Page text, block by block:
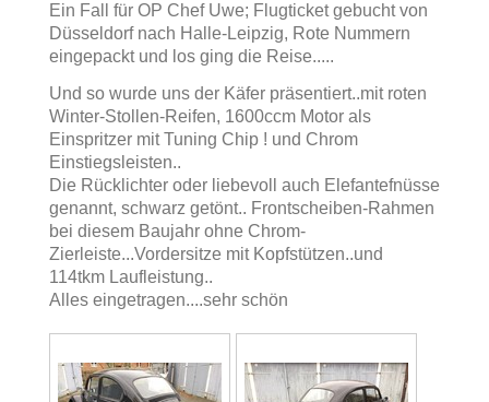
Ein Fall für OP Chef Uwe; Flugticket gebucht von
Düsseldorf nach Halle-Leipzig, Rote Nummern
eingepackt und los ging die Reise.....
Und so wurde uns der Käfer präsentiert..mit roten
Winter-Stollen-Reifen, 1600ccm Motor als
Einspritzer mit Tuning Chip ! und Chrom
Einstiegsleisten..
Die Rücklichter oder liebevoll auch Elefantefnüsse
genannt, schwarz getönt.. Frontscheiben-Rahmen
bei diesem Baujahr ohne Chrom-
Zierleiste...Vordersitze mit Kopfstützen..und
114tkm Laufleistung..
Alles eingetragen....sehr schön